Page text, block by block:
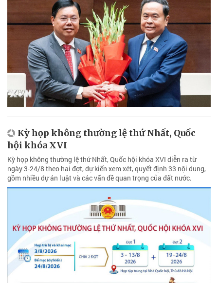
Kỳ họp không thường lệ thứ Nhất, Quốc
hội khóa XVI
Kỳ họp không thường lệ thứ Nhất, Quốc hội khóa XVI diễn ra từ
ngày 3-24/8 theo hai đợt, dự kiến xem xét, quyết định 33 nội dung,
gồm nhiều dự án luật và các vấn đề quan trọng của đất nước.